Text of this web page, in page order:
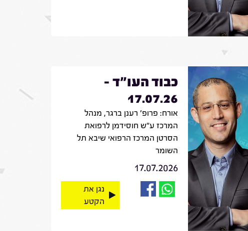
כבוד העו"ד -
17.07.26
אורח: פרופ' רענן ברגר, מנהל
המרכז ע"ש חוסידמן לרפואת
הסרטן המרכז הרפואי שיבא תל
השומר
17.07.2026
נגן את
הקטע